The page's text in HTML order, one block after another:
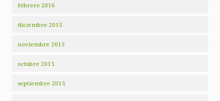
febrero 2016
diciembre 2015
noviembre 2015
octubre 2015
septiembre 2015